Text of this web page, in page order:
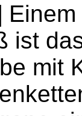
ist
mit